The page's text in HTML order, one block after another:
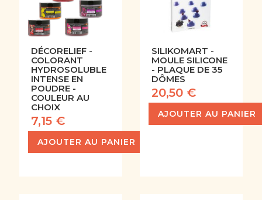
DÉCORELIEF -
COLORANT
HYDROSOLUBLE
INTENSE EN
POUDRE -
COULEUR AU
CHOIX
7,15 €
AJOUTER AU PANIER
SILIKOMART -
MOULE SILICONE
- PLAQUE DE 35
DÔMES
20,50 €
AJOUTER AU PANIER